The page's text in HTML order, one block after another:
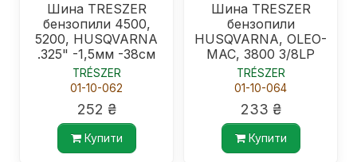
Шина TRESZER
бензопили 4500,
5200, HUSQVARNA
.325" -1,5мм -38см
-64в.л.
TRÉSZER
01-10-062
252 ₴
Купити
Шина TRESZER
бензопили
HUSQVARNA, OLEO-
MAC, 3800 3/8LP
-1,3мм -40см
-56/57в.л.
TRÉSZER
01-10-064
233 ₴
Купити